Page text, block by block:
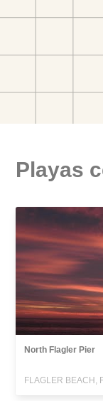
Playas
North Flagler Pier
FLAGLER BEACH,